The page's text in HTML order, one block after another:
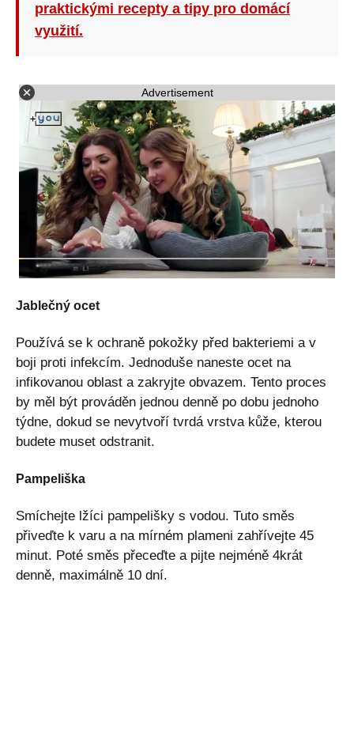
praktickými recepty a tipy pro domácí
využití.
Advertisement
Jablečný ocet
Používá se k ochraně pokožky před bakteriemi a v
boji proti infekcím. Jednoduše naneste ocet na
infikovanou oblast a zakryjte obvazem. Tento proces
by měl být prováděn jednou denně po dobu jednoho
týdne, dokud se nevytvoří tvrdá vrstva kůže, kterou
budete muset odstranit.
Pampeliška
Smíchejte lžíci pampelišky s vodou. Tuto směs
přiveďte k varu a na mírném plameni zahřívejte 45
minut. Poté směs přeceďte a pijte nejméně 4krát
denně, maximálně 10 dní.